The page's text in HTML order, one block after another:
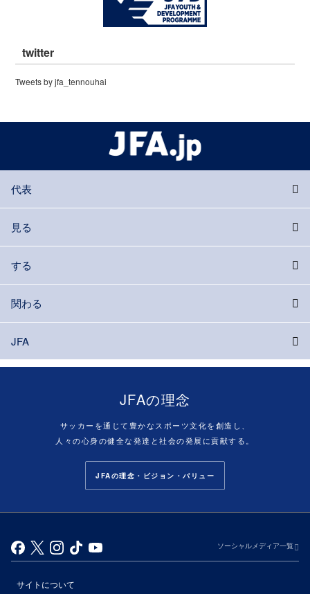
twitter
Tweets by jfa_tennouhai
代表
見る
する
関わる
JFA
JFAの理念
サッカーを通じて豊かなスポーツ文化を創造し、
人々の心身の健全な発達と社会の発展に貢献する。
JFAの理念・ビジョン・バリュー
ソーシャルメディア一覧
サイトについて